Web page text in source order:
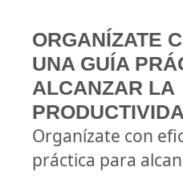
ORGANÍZATE
UNA GUÍA
ALCANZAR LA
Organízate con
práctica para